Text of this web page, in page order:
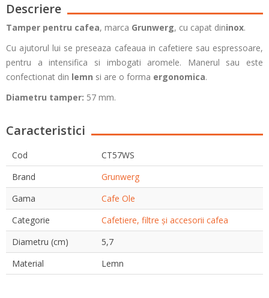
Descriere
Tamper pentru cafea, marca Grunwerg, cu capat dininox.
Cu ajutorul lui se preseaza cafeaua in cafetiere sau espressoare,
pentru a intensifica si imbogati aromele. Manerul sau este
confectionat din lemn si are o forma ergonomica.
Diametru tamper: 57 mm.
Caracteristici
Cod
CT57WS
Brand
Grunwerg
Gama
Cafe Ole
Categorie
Cafetiere, filtre și accesorii cafea
Diametru (cm)
5,7
Material
Lemn